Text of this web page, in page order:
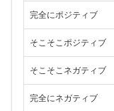
完全にポジティブ
そこそこポジティブ
そこそこネガティブ
完全にネガティブ